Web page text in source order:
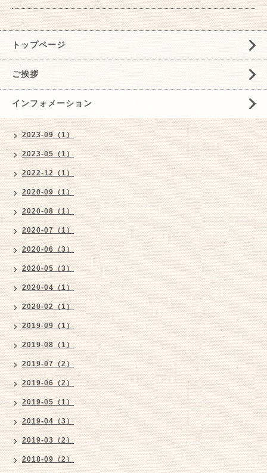
トップページ
ご挨拶
インフォメーション
2023-09（1）
2023-05（1）
2022-12（1）
2020-09（1）
2020-08（1）
2020-07（1）
2020-06（3）
2020-05（3）
2020-04（1）
2020-02（1）
2019-09（1）
2019-08（1）
2019-07（2）
2019-06（2）
2019-05（1）
2019-04（3）
2019-03（2）
2018-09（2）